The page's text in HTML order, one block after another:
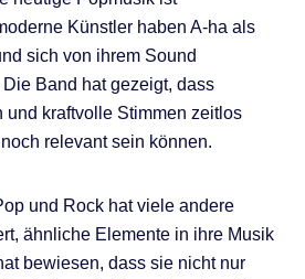
Künstler haben A-ha als
sich von ihrem Sound
Band hat gezeigt, dass
kraftvolle Stimmen zeitlos
relevant sein können.
und Rock hat viele andere
ähnliche Elemente in ihre Musik
bewiesen, dass sie nicht nur